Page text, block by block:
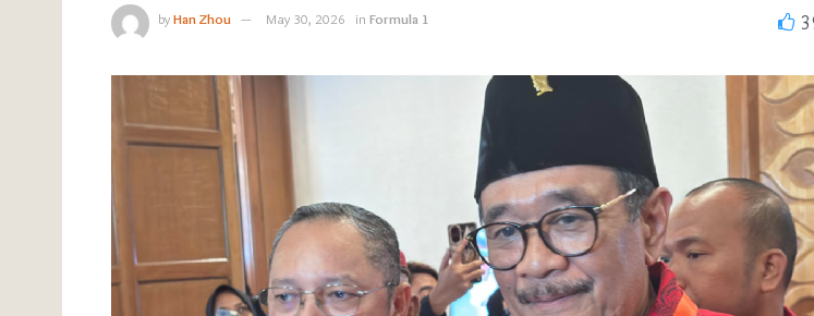
byHan Zhou May 30, 2026 in Formula 1